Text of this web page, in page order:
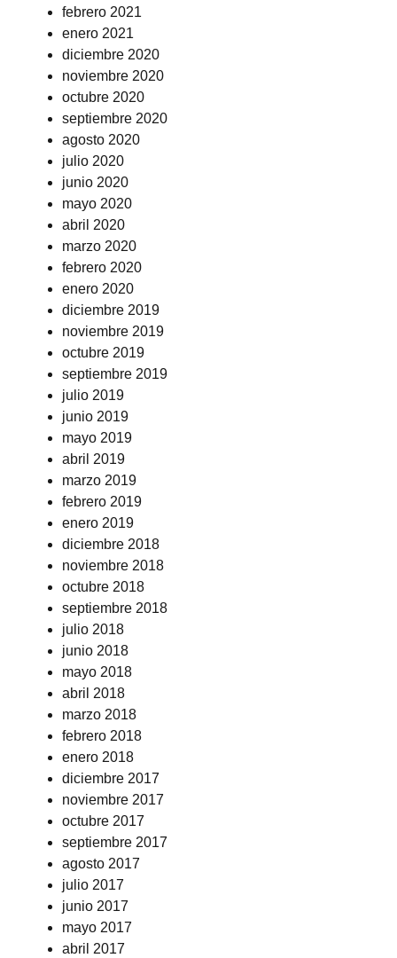
febrero 2021
enero 2021
diciembre 2020
noviembre 2020
octubre 2020
septiembre 2020
agosto 2020
julio 2020
junio 2020
mayo 2020
abril 2020
marzo 2020
febrero 2020
enero 2020
diciembre 2019
noviembre 2019
octubre 2019
septiembre 2019
julio 2019
junio 2019
mayo 2019
abril 2019
marzo 2019
febrero 2019
enero 2019
diciembre 2018
noviembre 2018
octubre 2018
septiembre 2018
julio 2018
junio 2018
mayo 2018
abril 2018
marzo 2018
febrero 2018
enero 2018
diciembre 2017
noviembre 2017
octubre 2017
septiembre 2017
agosto 2017
julio 2017
junio 2017
mayo 2017
abril 2017